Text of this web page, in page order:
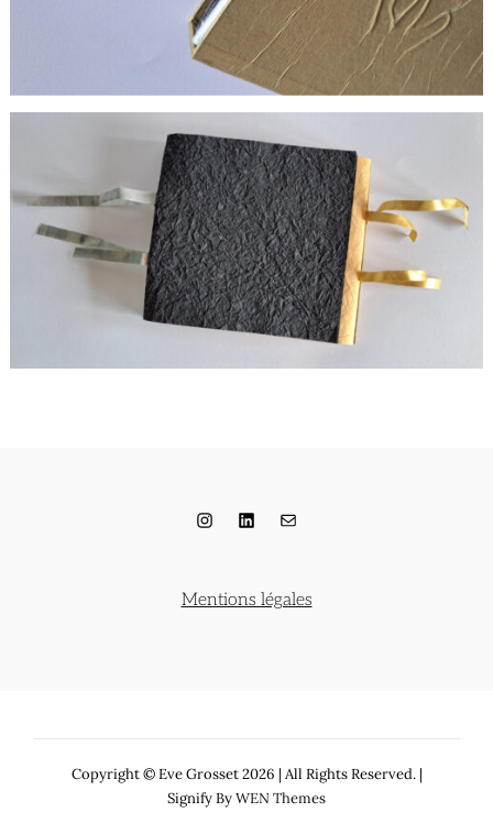
Instagram
LinkedIn
E-mail
Mentions légales
Copyright © Eve Grosset 2026 | All Rights Reserved. |
Signify ByWEN Themes